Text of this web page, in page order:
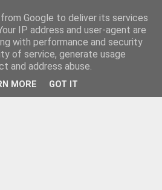
Google to deliver its services
IP address and user-agent are
with performance and security
of service, generate usage
and address abuse.
MORE GOT IT